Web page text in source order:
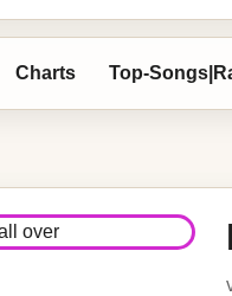
Charts Top-